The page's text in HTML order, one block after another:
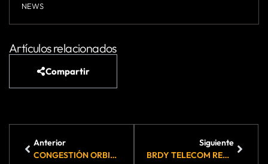
NEWS
Artículos relacionados
Compartir
Anterior
CONGESTIÓN ORBITAL: RIESGO, REALIDAD Y SU IMPACTO EN LA RESILIENCIA DE LA CONECTIVIDAD
Siguiente
BRDY TELECOM RECIBE EL CODICIADO PREMIO TRUSTED SERVICE DE FEEFO 2026